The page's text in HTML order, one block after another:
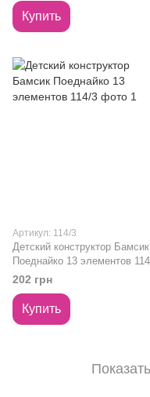
Купить
Артикул: 114/3
Детский конструктор Бамсик
Поеднайко 13 элементов
202 грн
Купить